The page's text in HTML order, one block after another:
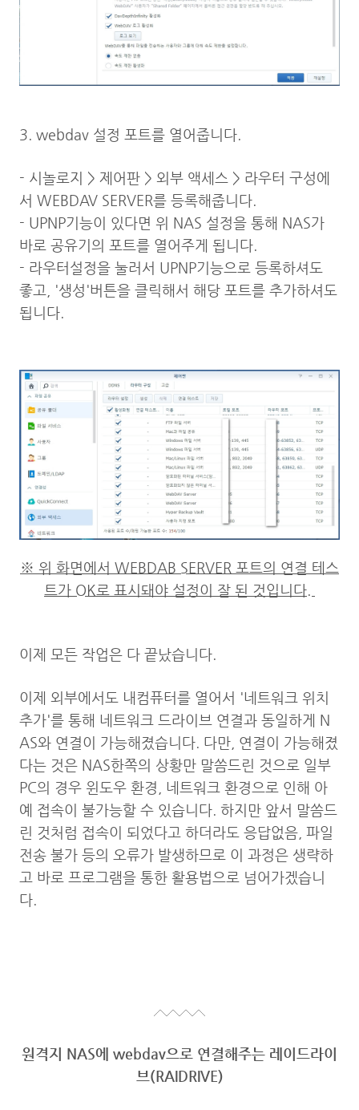
3. webdav 설정 포트를 열어줍니다.
- 시놀로지 > 제어판 > 외부 액세스 > 라우터 구성에
서 WEBDAV SERVER를 등록해줍니다.
- UPNP기능이 있다면 위 NAS 설정을 통해 NAS가
바로 공유기의 포트를 열어주게 됩니다.
- 라우터설정을 눌러서 UPNP기능으로 등록하셔도
좋고, '생성'버튼을 클릭해서 해당 포트를 추가하셔도
됩니다.
※ 위 화면에서 WEBDAB SERVER 포트의 연결 테스
트가 OK로 표시돼야 설정이 잘 된 것입니다.
이제 모든 작업은 다 끝났습니다.
이제 외부에서도 내컴퓨터를 열어서 '네트워크 위치
추가'를 통해 네트워크 드라이브 연결과 동일하게 N
AS와 연결이 가능해졌습니다. 다만, 연결이 가능해졌
다는 것은 NAS한쪽의 상황만 말씀드린 것으로 일부
PC의 경우 윈도우 환경, 네트워크 환경으로 인해 아
예 접속이 불가능할 수 있습니다. 하지만 앞서 말씀드
린 것처럼 접속이 되었다고 하더라도 응답없음, 파일
전송 불가 등의 오류가 발생하므로 이 과정은 생략하
고 바로 프로그램을 통한 활용법으로 넘어가겠습니
다.
원격지 NAS에 webdav으로 연결해주는 레이드라이
브(RAIDRIVE)